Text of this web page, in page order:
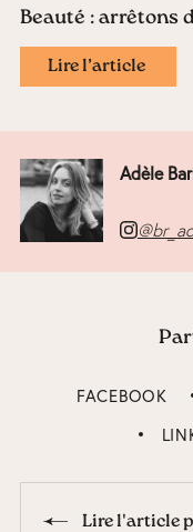
Beauté : arrêtons
Lire l’article
Adèle
FACEBOOK
Lire l'article